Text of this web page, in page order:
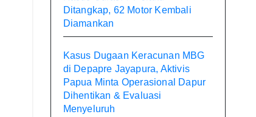
Ditangkap, 62 Motor Kembali
Diamankan
Kasus Dugaan Keracunan MBG
di Depapre Jayapura, Aktivis
Papua Minta Operasional Dapur
Dihentikan & Evaluasi
Menyeluruh